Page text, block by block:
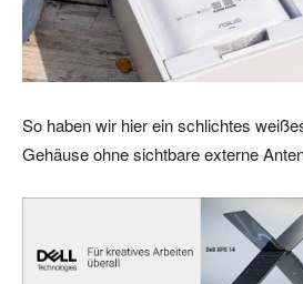
So haben wir hier ein schlichtes
Gehäuse ohne sichtbare externe